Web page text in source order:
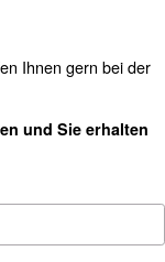
sollten.